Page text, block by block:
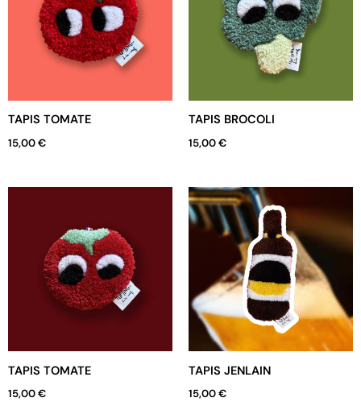
TAPIS TOMATE
15,00€
TAPIS BROCOLI
15,00€
TAPIS TOMATE
15,00€
TAPIS JENLAIN
15,00€